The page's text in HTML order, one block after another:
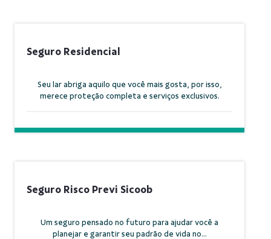
Seguro Residencial
Seu lar abriga aquilo que você mais gosta, por isso,
merece proteção completa e serviços exclusivos.
Seguro Risco Previ Sicoob
Um seguro pensado no futuro para ajudar você a
planejar e garantir seu padrão de vida no...